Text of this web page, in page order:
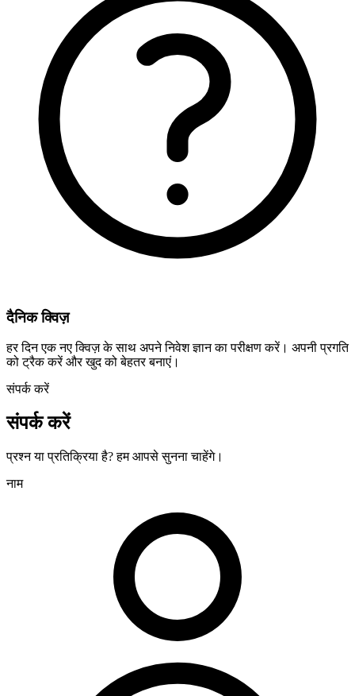
दैनिक क्विज़
हर दिन एक नए क्विज़ के साथ अपने निवेश ज्ञान का परीक्षण करें। अपनी प्रगति
को ट्रैक करें और खुद को बेहतर बनाएं।
संपर्क करें
संपर्क करें
प्रश्न या प्रतिक्रिया है? हम आपसे सुनना चाहेंगे।
नाम